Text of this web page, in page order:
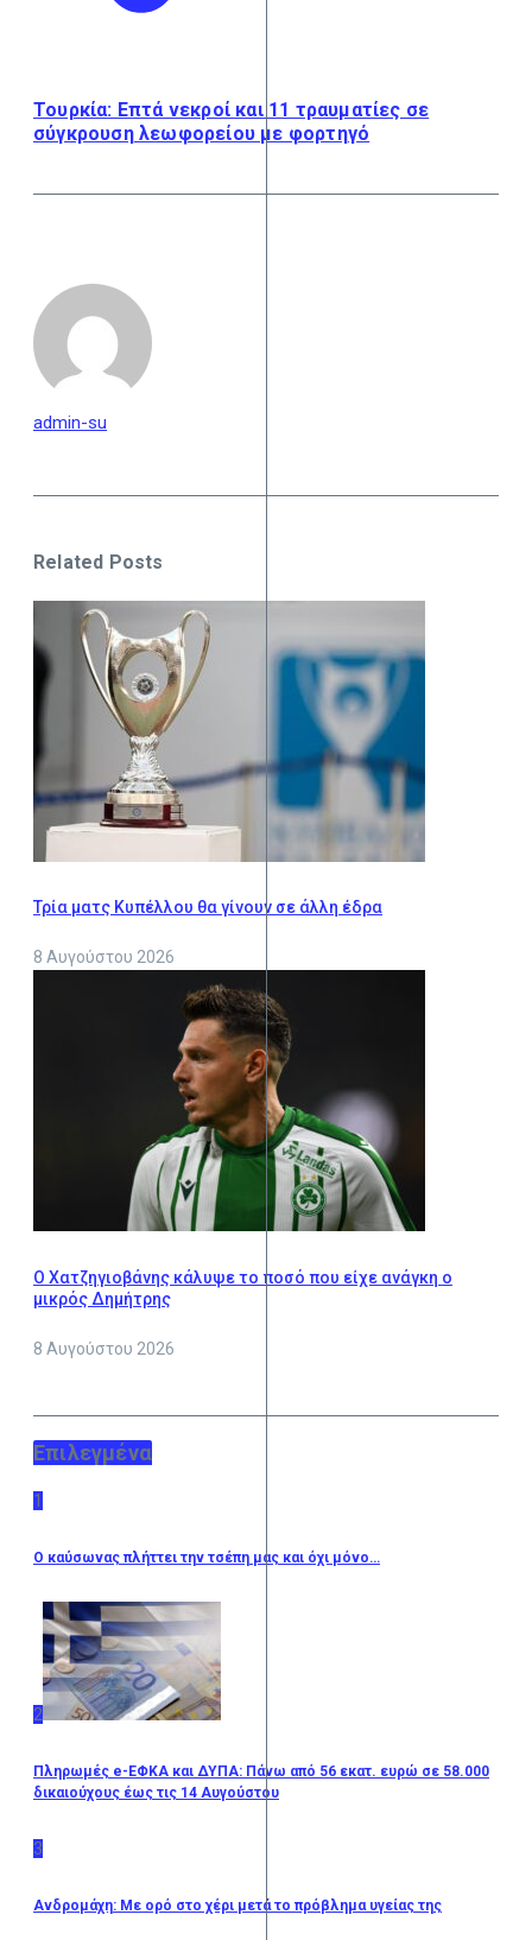
Τουρκία: Επτά νεκροί και 11 τραυματίες σε
σύγκρουση λεωφορείου με φορτηγό
admin-su
Related Posts
Τρία ματς Κυπέλλου θα γίνουν σε άλλη έδρα
8 Αυγούστου 2026
Ο Χατζηγιοβάνης κάλυψε το ποσό που είχε ανάγκη ο
μικρός Δημήτρης
8 Αυγούστου 2026
Επιλεγμένα
1
Ο καύσωνας πλήττει την τσέπη μας και όχι μόνο…
2
Πληρωμές e-ΕΦΚΑ και ΔΥΠΑ: Πάνω από 56 εκατ. ευρώ σε 58.000
δικαιούχους έως τις 14 Αυγούστου
3
Ανδρομάχη: Με ορό στο χέρι μετά το πρόβλημα υγείας της